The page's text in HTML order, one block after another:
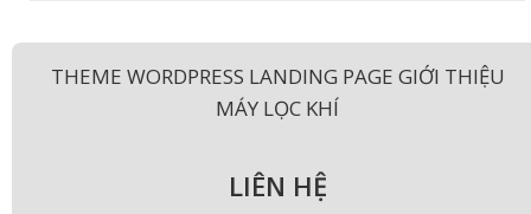
THEME WORDPRESS LANDING PAGE GIỚI THIỆU
MÁY LỌC KHÍ
LIÊN HỆ